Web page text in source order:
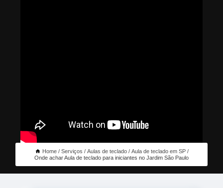
Home Serviços Aulas de teclado
Aula de teclado em SP
Onde achar Aula de teclado para iniciantes no Jardim São Paulo